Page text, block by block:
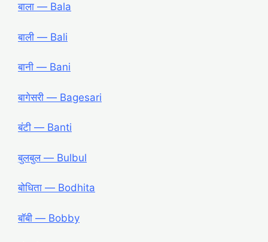
बाला ― Bala
बाली ― Bali
बानी ― Bani
बागेसरी ― Bagesari
बंटी ― Banti
बुलबुल ― Bulbul
बोधिता ― Bodhita
बॉबी ― Bobby